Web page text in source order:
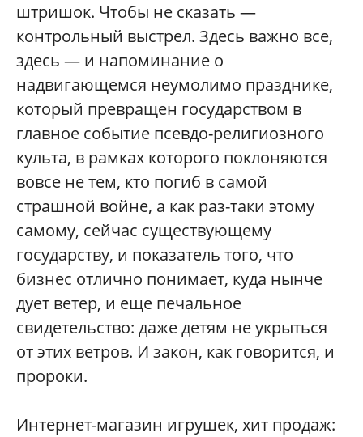
штришок. Чтобы не сказать —
контрольный выстрел. Здесь важно все,
здесь — и напоминание о
надвигающемся неумолимо празднике,
который превращен государством в
главное событие псевдо-религиозного
культа, в рамках которого поклоняются
вовсе не тем, кто погиб в самой
страшной войне, а как раз-таки этому
самому, сейчас существующему
государству, и показатель того, что
бизнес отлично понимает, куда нынче
дует ветер, и еще печальное
свидетельство: даже детям не укрыться
от этих ветров. И закон, как говорится, и
пророки.
Интернет-магазин игрушек, хит продаж: